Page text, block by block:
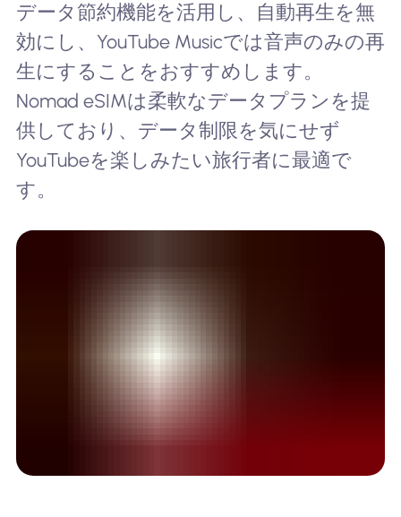
データ節約機能を活用し、自動再生を無
効にし、YouTube Musicでは音声のみの再
生にすることをおすすめします。
Nomad eSIMは柔軟なデータプランを提
供しており、データ制限を気にせず
YouTubeを楽しみたい旅行者に最適で
す。